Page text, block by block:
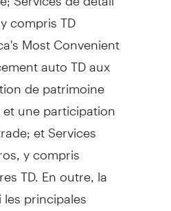
compris TD
Most Convenient
auto TD aux
depatrimoine
et une participation
et Services
y compris
TD. En outre, la
principales